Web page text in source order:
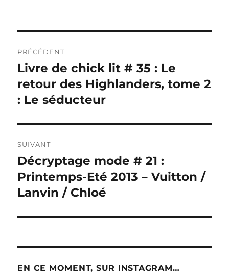
de
l’article
PRÉCÉDENT
Publication
précédente :
Livre de chick lit # 35 : Le
retour des Highlanders, tome 2
: Le séducteur
SUIVANT
Publication
suivante :
Décryptage mode # 21 :
Printemps-Eté 2013 – Vuitton /
Lanvin / Chloé
EN CE MOMENT, SUR INSTAGRAM…